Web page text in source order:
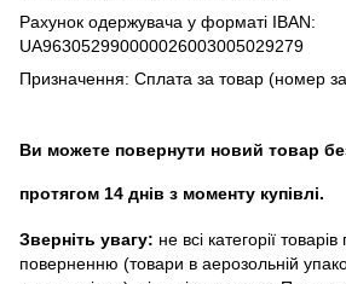
Рахунок одержувача у форматі IBAN:
UA963052990000026003005029279
Призначення: Сплата за товар (номер
Ви можете повернути новий товар без
протягом 14 днів з моменту купівлі.
Зверніть увагу: не всі категорії
поверненню (товари в аерозольній